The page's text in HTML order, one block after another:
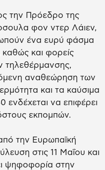
την Πρόεδρο της
φον ντερ Λάιεν,
ένα ευρύ φάσμα
και φορείς
τηλεθέρμανσης,
αναθεώρηση των
και τα καύσιμα
ενδέχεται να επιφέρει
εκπομπών.
την Ευρωπαϊκή
στις 11 Μαΐου και
ψηφοφορία στην